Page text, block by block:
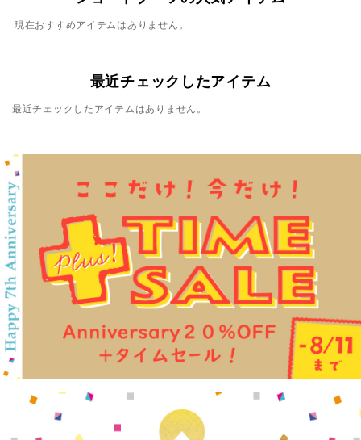
現在おすすめアイテムはありません。
最近チェックしたアイテム
最近チェックしたアイテムはありません。